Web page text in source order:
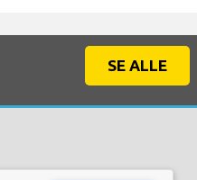
SE ALLE